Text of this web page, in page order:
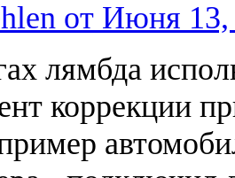
от Июня
лямбда
коррекции